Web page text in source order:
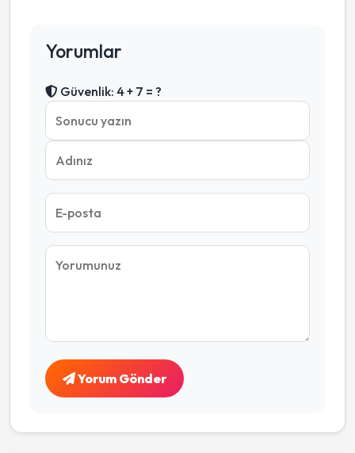
Yorumlar
Güvenlik: 4 + 7 = ?
Yorum Gönder